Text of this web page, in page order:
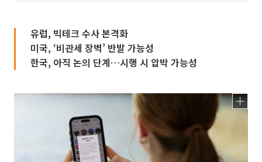
유럽, 빅테크 수사 본격화
미국, ‘비관세 장벽’ 반발 가능성
한국, 아직 논의 단계…시행 시 압박 가능성